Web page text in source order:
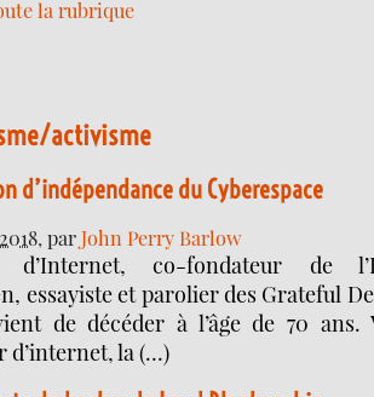
la rubrique
activisme
d’indépendance du Cyberespace
, parJohn Perry Barlow
d’Internet, co-fondateur de
essayiste et parolier des Grateful
de décéder à l’âge de 70
d’internet, la (…)